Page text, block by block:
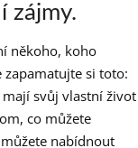
zájmy.
někoho, koho
si toto:
svůj vlastní život
co můžete
nabídnout